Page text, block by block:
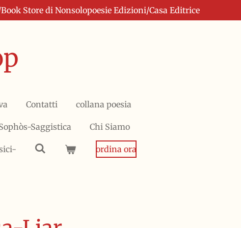
Store di Nonsolopoesie Edizioni/Casa Editrice
Contatti collana poesia
Saggistica Chi Siamo
ordina ora